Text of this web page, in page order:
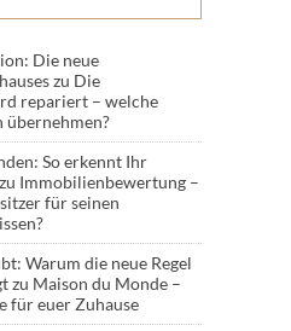
Die neue
zu Die
repariert – welche
übernehmen?
So erkennt Ihr
zu Immobilienbewertung –
für seinen
Warum die neue Regel
zu Maison du Monde –
für euer Zuhause